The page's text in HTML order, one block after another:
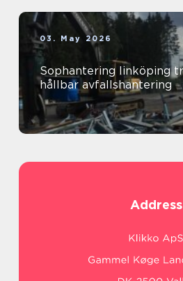
03. May 2026
Sophantering linköping trygg, enkel och
hållbar avfallshantering
Address